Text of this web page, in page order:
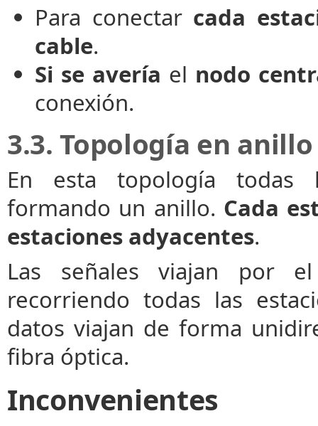
Para conectar cada
cable.
Si se avería el nodo
conexión.
3.3. Topología en anillo
En esta topología todas
formando un anillo. Cada
estaciones adyacentes.
Las señales viajan por
recorriendo todas las
datos viajan de forma
fibra óptica.
Inconvenientes